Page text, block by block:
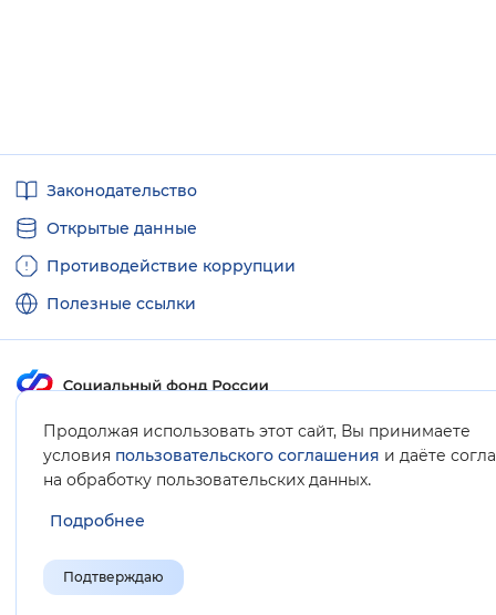
Продолжая использовать этот сайт, Вы принимаете
условия пользовательского соглашения и даёте
на обработку пользовательских данных.
Подробнее
Подтверждаю
ссылкиЗаконодательство
Открытые данные
Противодействие коррупции
Полезные ссылки
Карта сайта
© Социальный фонд России, 2008-2026